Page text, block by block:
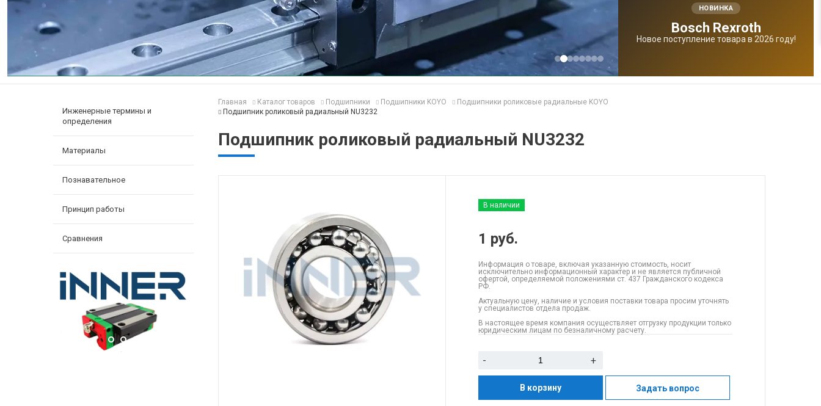
НОВИНКА
Bosсh Rexroth
Новое поступление товара в 2026 году!
Инженерные термины и
определения
Материалы
Познавательное
Принцип работы
Сравнения
Главная Каталог товаров Подшипники Подшипники KOYO
Подшипники роликовые радиальные KOYO
Подшипник роликовый радиальный NU3232
Подшипник роликовый радиальный NU3232
В наличии
1 руб.
Информация о товаре, включая указанную стоимость, носит
исключительно информационный характер и не является публичной
офертой, определяемой положениями ст. 437 Гражданского кодекса
РФ.
Актуальную цену, наличие и условия поставки товара просим уточнять
у специалистов отдела продаж.
В настоящее время компания осуществляет отгрузку продукции только
юридическим лицам по безналичному расчету.
- +
В корзину Задать вопрос